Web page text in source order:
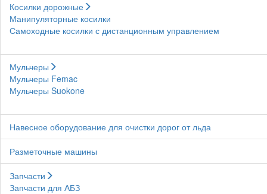
Косилки дорожные
Манипуляторные косилки
Самоходные косилки с дистанционным управлением
Мульчеры
Мульчеры Femac
Мульчеры Suokone
Навесное оборудование для очистки дорог от льда
Разметочные машины
Запчасти
Запчасти для АБЗ